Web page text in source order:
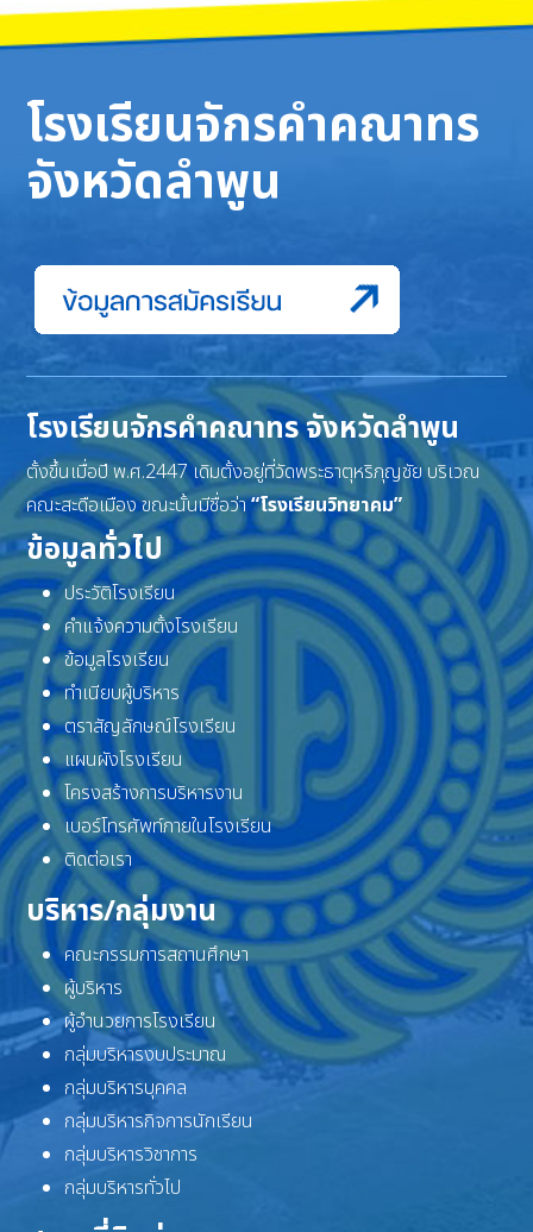
โรงเรียนจักรคำคณาทร
จังหวัดลำพูน
โรงเรียนจักรคำคณาทร จังหวัดลำพูน
ตั้งขึ้นเมื่อปี พ.ศ.2447 เดิมตั้งอยู่ที่วัดพระธาตุหริภุญชัย บริเวณ
คณะสะดือเมือง ขณะนั้นมีชื่อว่า“โรงเรียนวิทยาคม”
ข้อมูลทั่วไป
ประวัติโรงเรียน
คำแจ้งความตั้งโรงเรียน
ข้อมูลโรงเรียน
ทำเนียบผู้บริหาร
ตราสัญลักษณ์โรงเรียน
แผนผังโรงเรียน
โครงสร้างการบริหารงาน
เบอร์โทรศัพท์ภายในโรงเรียน
ติดต่อเรา
บริหาร/กลุ่มงาน
คณะกรรมการสถานศึกษา
ผู้บริหาร
ผู้อำนวยการโรงเรียน
กลุ่มบริหารงบประมาณ
กลุ่มบริหารบุคคล
กลุ่มบริหารกิจการนักเรียน
กลุ่มบริหารวิชาการ
กลุ่มบริหารทั่วไป